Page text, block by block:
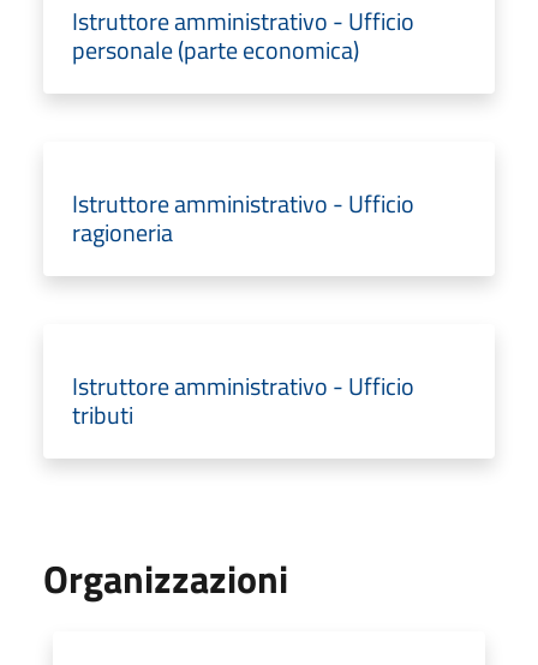
Istruttore amministrativo - Ufficio
personale (parte economica)
Istruttore amministrativo - Ufficio
ragioneria
Istruttore amministrativo - Ufficio
tributi
Organizzazioni